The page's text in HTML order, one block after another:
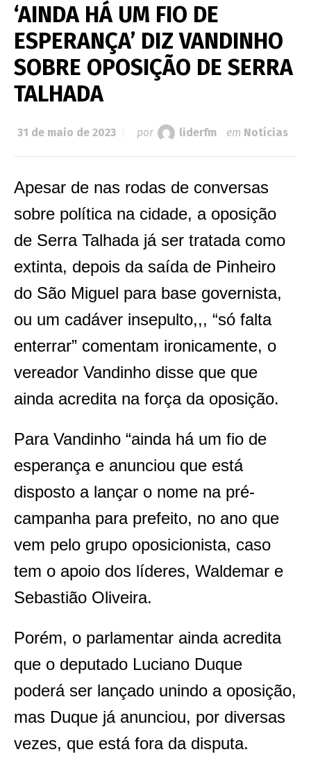
‘AINDA HÁ UM FIO DE
ESPERANÇA’ DIZ VANDINHO
SOBRE OPOSIÇÃO DE SERRA
TALHADA
31 de maio de 2023 por liderfm em Notícias
Apesar de nas rodas de conversas
sobre política na cidade, a oposição
de Serra Talhada já ser tratada como
extinta, depois da saída de Pinheiro
do São Miguel para base governista,
ou um cadáver insepulto,,, “só falta
enterrar” comentam ironicamente, o
vereador Vandinho disse que que
ainda acredita na força da oposição.
Para Vandinho “ainda há um fio de
esperança e anunciou que está
disposto a lançar o nome na pré-
campanha para prefeito, no ano que
vem pelo grupo oposicionista, caso
tem o apoio dos líderes, Waldemar e
Sebastião Oliveira.
Porém, o parlamentar ainda acredita
que o deputado Luciano Duque
poderá ser lançado unindo a oposição,
mas Duque já anunciou, por diversas
vezes, que está fora da disputa.